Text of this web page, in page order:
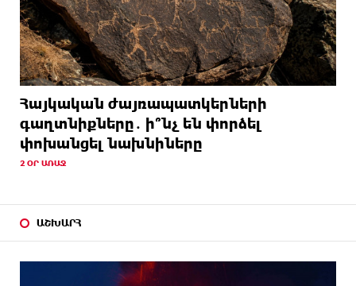
Հայկական ժայռապատկերների
գաղտնիքները․ ի՞նչ են փորձել
փոխանցել նախնիները
2 ՕՐ ԱՌԱՋ
ԱՇԽԱՐՀ